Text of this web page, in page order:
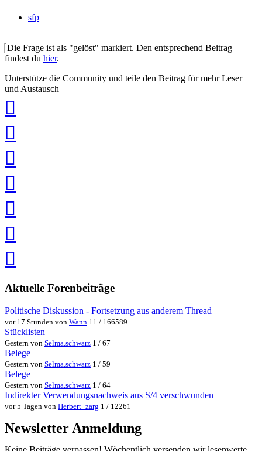
sfp
Die Frage ist als "gelöst" markiert. Den entsprechend Beitrag
findest du hier.
Unterstütze die Community und teile den Beitrag für mehr Leser
und Austausch
teilen
teilen
teilen
teilen
speichern
via
teilenteilen
Aktuelle Forenbeiträge
Politische Diskussion - Fortsetzung aus anderem Thread
vor 17 Stunden von Wann 11 / 166589
Stücklisten
Gestern von Selma.schwarz 1 / 67
Belege
Gestern von Selma.schwarz 1 / 59
Belege
Gestern von Selma.schwarz 1 / 64
Indirekter Verwendungsnachweis aus S/4 verschwunden
vor 5 Tagen von Herbert_zarg 1 / 12261
Newsletter Anmeldung